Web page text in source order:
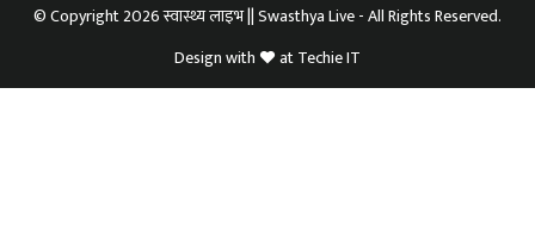
© Copyright 2026 स्वास्थ्य लाइभ || Swasthya Live - All Rights Reserved.
Design with
atTechie IT